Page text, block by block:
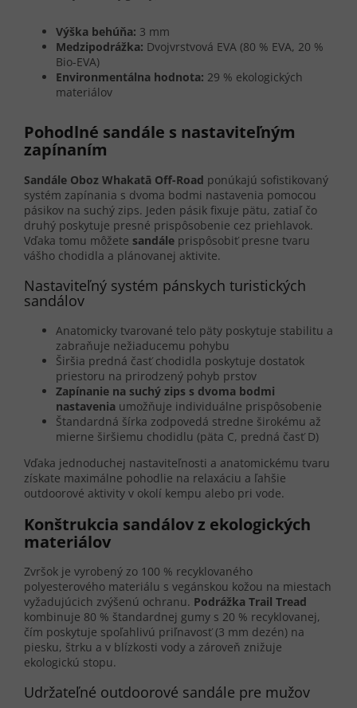
Výška behúňa: 3 mm
Medzipodrážka: Dvojvrstvová EVA (80 % EVA, 20 %
Bio-EVA)
Environmentálna hodnota: 29 % ekologických
materiálov
Pohodlné sandále s nastaviteľným
zapínaním
Sandále Oboz Whakatā Off-Road ponúkajú sofistikovaný
systém zapínania s dvoma bodmi nastavenia pomocou
pásikov na suchý zips. Jeden pásik fixuje pätu, zatiaľ čo
druhý poskytuje presné prispôsobenie cez priehlavok.
Vďaka tomu môžete sandále prispôsobiť presne tvaru
vášho chodidla a plánovanej aktivite.
Nastaviteľný systém pánskych turistických
sandálov
Anatomicky tvarované telo päty poskytuje stabilitu a
zabraňuje nežiaducemu pohybu
Širšia predná časť chodidla poskytuje dostatok
priestoru na prirodzený pohyb prstov
Zapínanie na suchý zips s dvoma bodmi
nastavenia umožňuje individuálne prispôsobenie
Štandardná šírka zodpovedá stredne širokému až
mierne širšiemu chodidlu (päta C, predná časť D)
Vďaka jednoduchej nastaviteľnosti a anatomickému tvaru
získate maximálne pohodlie na relaxáciu a ľahšie
outdoorové aktivity v okolí kempu alebo pri vode.
Konštrukcia sandálov z ekologických
materiálov
Zvršok je vyrobený zo 100 % recyklovaného
polyesterového materiálu s vegánskou kožou na miestach
vyžadujúcich zvýšenú ochranu. Podrážka Trail Tread
kombinuje 80 % štandardnej gumy s 20 % recyklovanej,
čím poskytuje spoľahlivú priľnavosť (3 mm dezén) na
piesku, štrku a v blízkosti vody a zároveň znižuje
ekologickú stopu.
Udržateľné outdoorové sandále pre mužov